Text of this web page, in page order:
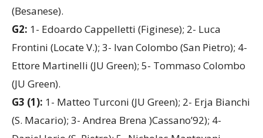
(Besanese).
G2: 1- Edoardo Cappelletti (Figinese); 2- Luca
Frontini (Locate V.); 3- Ivan Colombo (San Pietro); 4-
Ettore Martinelli (JU Green); 5- Tommaso Colombo
(JU Green).
G3 (1): 1- Matteo Turconi (JU Green); 2- Erja Bianchi
(S. Macario); 3- Andrea Brena )Cassano’92); 4-